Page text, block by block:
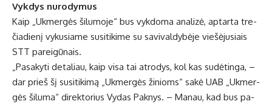
Vyk­dys nu­ro­dy­mus
Kaip „Uk­mer­gės ši­lu­mo­je“ bus vyk­do­ma ana­li­zė, ap­tar­ta tre­
čia­die­nį vy­ku­sia­me su­si­ti­ki­me su sa­vi­val­dy­bė­je vie­šė­ju­siais
STT pa­rei­gū­nais.
„Pa­sa­ky­ti de­ta­liau, kaip vi­sa tai at­ro­dys, kol kas su­dė­tin­ga, –
dar prieš šį su­si­ti­ki­mą „Uk­mer­gės ži­nioms“ sa­kė UAB „Uk­mer­
gės ši­lu­ma“ di­rek­to­rius Vy­das Pa­knys. – Ma­nau, kad bus pa­